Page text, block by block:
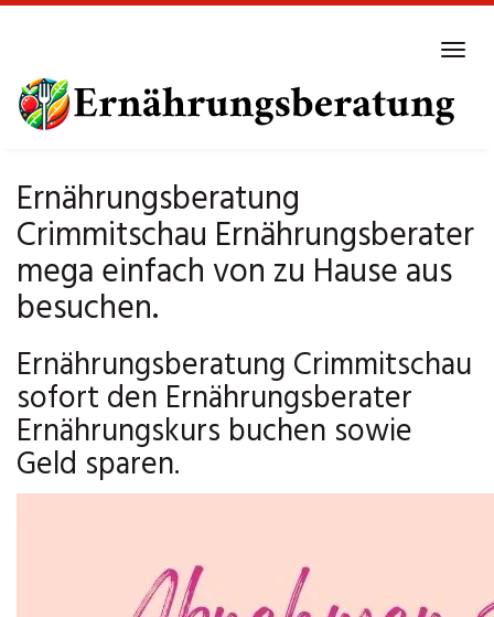
main
content
Ernährungsberatung
Crimmitschau Ernährungsberater
mega einfach von zu Hause aus
besuchen.
Ernährungsberatung Crimmitschau
sofort den Ernährungsberater
Ernährungskurs buchen sowie
Geld sparen.